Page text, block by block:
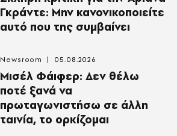
Γκράντε: Μην κανονικοποιείτε
αυτό που της συμβαίνει
Μισέλ Φάιφερ: Δεν θέλω
ποτέ ξανά να
πρωταγωνιστήσω σε άλλη
ταινία, το ορκίζομαι
Newsroom 05.08.2026